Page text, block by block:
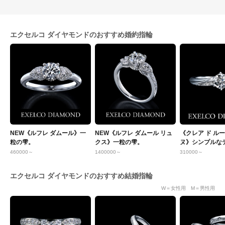
エクセルコ ダイヤモンドのおすすめ婚約指輪
NEW《ルフレ ダムール》一
粒の雫。
460000～
NEW《ルフレ ダムール リュ
クス》一粒の雫。
1400000～
《クレア ド ル
ヌ》シンプルな
イヤとプラチナ
310000～
エクセルコ ダイヤモンドのおすすめ結婚指輪
W＝女性用 M＝男性用